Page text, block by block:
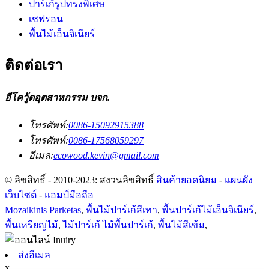
ปาร์เก้รูปทรงพิเศษ
เชฟรอน
พื้นไม้เอ็นจิเนียร์
ติดต่อเรา
อีโควู้ดอุตสาหกรรม บจก.
โทรศัพท์:0086-15092915388
โทรศัพท์:0086-17568059297
อีเมล:ecowood.kevin@gmail.com
© ลิขสิทธิ์ - 2010-2023: สงวนลิขสิทธิ์ สินค้ายอดนิยม - แผนผัง
เว็บไซต์ - แอมป์มือถือ
Mozaikinis Parketas, พื้นไม้ปาร์เก้สีเทา, พื้นปาร์เก้ไม้เอ็นจิเนียร์,
พื้นเหรียญไม้,ไม้ปาร์เก้ ไม้พื้นปาร์เก้, พื้นไม้สีเข้ม,
ส่งอีเมล